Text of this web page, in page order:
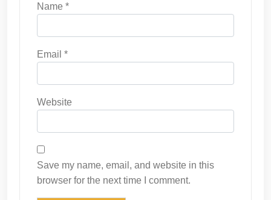
Name *
Email *
Website
Save my name, email, and website in this
browser for the next time I comment.